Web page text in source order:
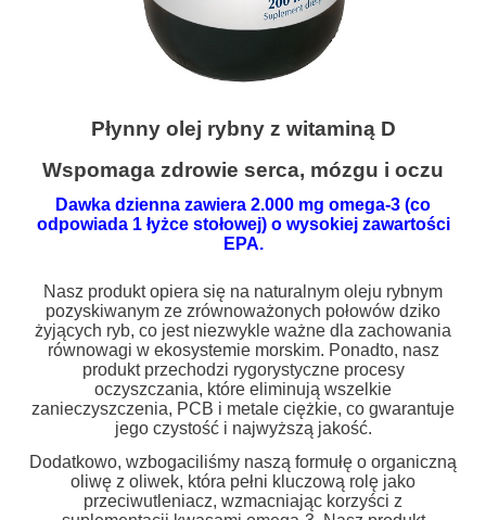
Płynny olej rybny z witaminą D
Wspomaga zdrowie serca, mózgu i oczu
Dawka dzienna zawiera 2.000 mg omega-3 (co
odpowiada 1 łyżce stołowej) o wysokiej zawartości
EPA.
Nasz produkt opiera się na naturalnym oleju rybnym
pozyskiwanym ze zrównoważonych połowów dziko
żyjących ryb, co jest niezwykle ważne dla zachowania
równowagi w ekosystemie morskim. Ponadto, nasz
produkt przechodzi rygorystyczne procesy
oczyszczania, które eliminują wszelkie
zanieczyszczenia, PCB i metale ciężkie, co gwarantuje
jego czystość i najwyższą jakość.
Dodatkowo, wzbogaciliśmy naszą formułę o organiczną
oliwę z oliwek, która pełni kluczową rolę jako
przeciwutleniacz, wzmacniając korzyści z